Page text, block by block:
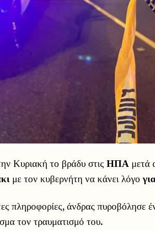
Κυριακή το βράδυ στις ΗΠΑ μετά
με τον κυβερνήτη να κάνει λόγο
πληροφορίες, άνδρας πυροβόλησε
τον τραυματισμό του.